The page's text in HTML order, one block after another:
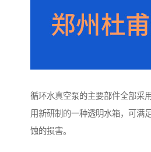
循环水真空泵的主要部件全部采
用新研制的一种透明水箱，可满
蚀的损害。